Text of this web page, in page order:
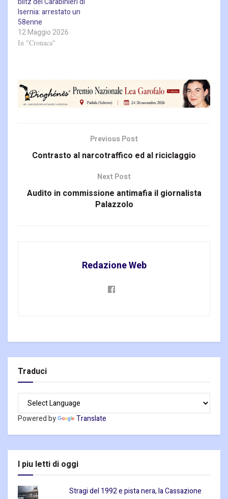
Isernia: arrestato un
58enne
12 Maggio 2026
In "Cronaca"
Previous Post
Contrasto al narcotraffico ed al riciclaggio
Next Post
Audito in commissione antimafia il giornalista
Palazzolo
Redazione Web
Traduci
Powered by Translate
I piu letti di oggi
Stragi del 1992 e pista nera, la Cassazione